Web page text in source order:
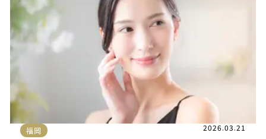
福岡 2026.03.21